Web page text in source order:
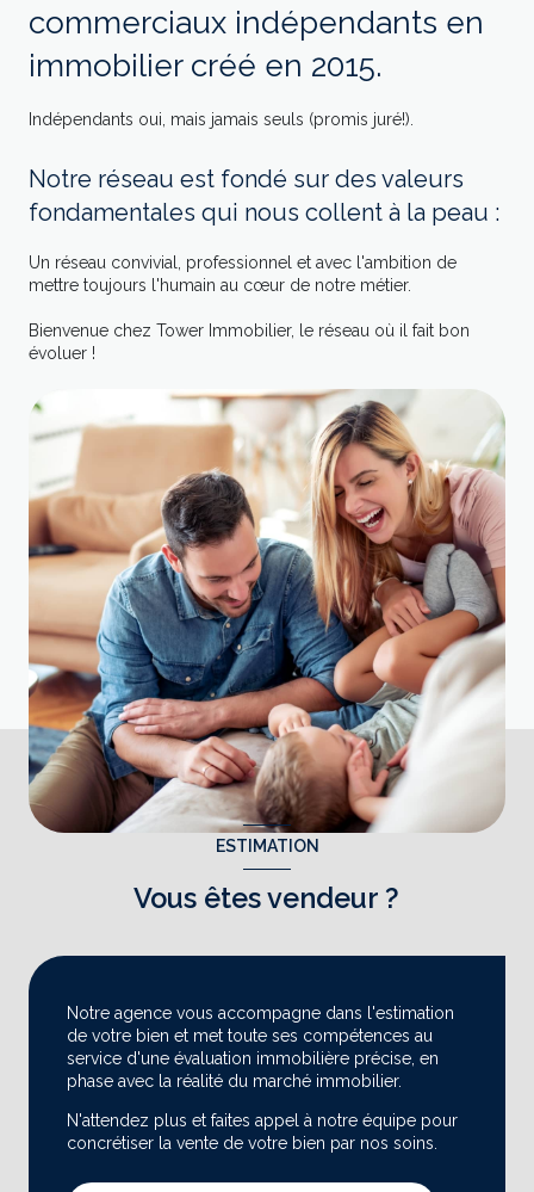
commerciaux indépendants en
immobilier créé en 2015.
Indépendants oui, mais jamais seuls (promis juré!).
Notre réseau est fondé sur des valeurs
fondamentales qui nous collent à la peau :
Un réseau convivial, professionnel et avec l'ambition de
mettre toujours l'humain au cœur de notre métier.
Bienvenue chez Tower Immobilier, le réseau où il fait bon
évoluer !
ESTIMATION
Vous êtes vendeur ?
Notre agence vous accompagne dans l'estimation
de votre bien et met toute ses compétences au
service d'une évaluation immobilière précise, en
phase avec la réalité du marché immobilier.
N'attendez plus et faites appel à notre équipe pour
concrétiser la vente de votre bien par nos soins.